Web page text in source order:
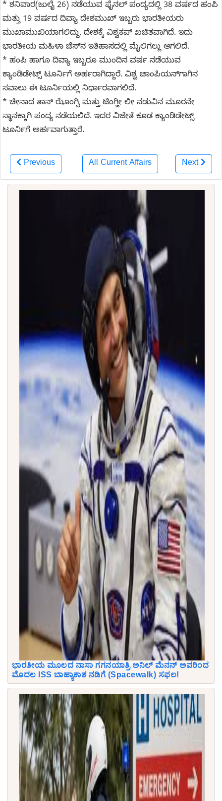
* ಶನಿವಾರ(ಜುಲೈ 26) ನಡೆಯುವ ಫೈನಲ್ ಪಂದ್ಯದಲ್ಲಿ 38 ವರ್ಷದ ಹಂಪಿ
ಮತ್ತು 19 ವರ್ಷದ ದಿವ್ಯಾ ದೇಶಮುಖ್ ಇಬ್ಬರು ಭಾರತೀಯರು
ಮುಖಾಮುಖಿಯಾಗಲಿದ್ದು, ದೇಶಕ್ಕೆ ವಿಶ್ವಕಪ್ ಖಚಿತವಾಗಿದೆ. ಇದು
ಭಾರತೀಯ ಮಹಿಳಾ ಚೆಸ್‌ನ ಇತಿಹಾಸದಲ್ಲಿ ಮೈಲಿಗಲ್ಲು ಆಗಲಿದೆ.
* ಹಂಪಿ ಹಾಗೂ ದಿವ್ಯಾ ಇಬ್ಬರೂ ಮುಂದಿನ ವರ್ಷ ನಡೆಯುವ
ಕ್ಯಾಂಡಿಡೇಟ್ಸ್‌ ಟೂರ್ನಿಗೆ ಅರ್ಹರಾಗಿದ್ದಾರೆ. ವಿಶ್ವ ಚಾಂಪಿಯನ್‌ಗಾಗಿನ
ಸವಾಲು ಈ ಟೂರ್ನಿಯಲ್ಲಿ ನಿರ್ಧಾರವಾಗಲಿದೆ.
* ಚೀನಾದ ತಾನ್ ಝೊಂಗ್ವಿ ಮತ್ತು ಟಿಂಗ್ಜೀ ಲೀ ನಡುವಿನ ಮೂರನೇ
ಸ್ಥಾನಕ್ಕಾಗಿ ಪಂದ್ಯ ನಡೆಯಲಿದೆ. ಇದರ ವಿಜೇತೆ ಕೂಡ ಕ್ಯಾಂಡಿಡೇಟ್ಸ್‌
ಟೂರ್ನಿಗೆ ಅರ್ಹವಾಗುತ್ತಾರೆ.
Previous All Current Affairs Next
ಭಾರತೀಯ ಮೂಲದ ನಾಸಾ ಗಗನಯಾತ್ರಿ ಅನಿಲ್ ಮೆನನ್ ಅವರಿಂದ
ಮೊದಲ ISS ಬಾಹ್ಯಾಕಾಶ ನಡಿಗೆ (Spacewalk) ಸಫಲ!